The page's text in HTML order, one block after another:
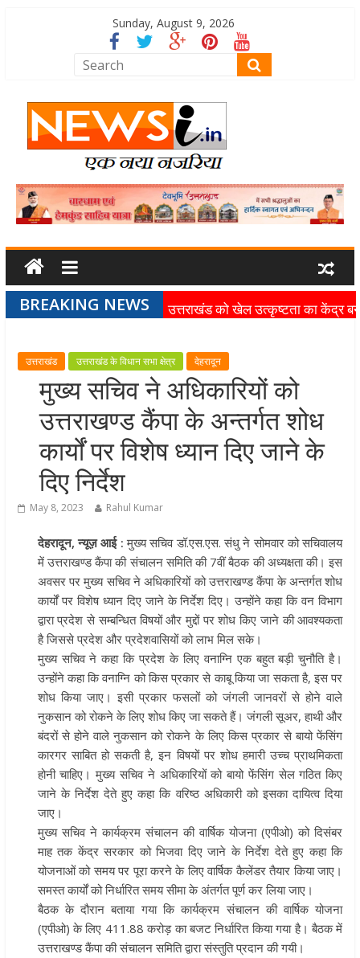
Sunday, August 9, 2026
BREAKING NEWS
उत्तराखंड को खेल उत्कृष्टता का केंद्र
स्पोर्ट्स यूनिवर्सिटी परियोजना
खेल प्रतिभाओं को हरसंभव प्रोत्साहन
विश्वस्तरीय सुविधाएँ उपलब्ध कराना
की प्राथमिकता: मुख्यमंत्री धामी
राज्य के खिलाड़ियों ने अंतरराष्ट्रीय मंच
बढ़ाया उत्तराखंड का गौरव: मुख्यमंत्री
के अनुरूप आधुनिक खेल अवसंरचना
विकसित करने के निर्देश
उत्तराखंड उत्तराखंड के विधान सभा क्षेत्र देहरादून
मुख्य सचिव ने अधिकारियों को
उत्तराखण्ड कैंपा के अन्तर्गत शोध
कार्यों पर विशेष ध्यान दिए जाने के
दिए निर्देश
May 8, 2023 Rahul Kumar
देहरादून, न्यूज़ आई : मुख्य सचिव डॉ.एस.एस. संधु ने सोमवार को सचिवालय
में उत्तराखण्ड कैंपा की संचालन समिति की 7वीं बैठक की अध्यक्षता की। इस
अवसर पर मुख्य सचिव ने अधिकारियों को उत्तराखण्ड कैंपा के अन्तर्गत शोध
कार्यों पर विशेष ध्यान दिए जाने के निर्देश दिए। उन्होंने कहा कि वन विभाग
द्वारा प्रदेश से सम्बन्धित विषयों और मुद्दों पर शोध किए जाने की आवश्यकता
है जिससे प्रदेश और प्रदेशवासियों को लाभ मिल सके।
मुख्य सचिव ने कहा कि प्रदेश के लिए वनाग्नि एक बहुत बड़ी चुनौति है।
उन्होंने कहा कि वनाग्नि को किस प्रकार से काबू किया जा सकता है, इस पर
शोध किया जाए। इसी प्रकार फसलों को जंगली जानवरों से होने वाले
नुकसान को रोकने के लिए शोध किए जा सकते हैं। जंगली सूअर, हाथी और
बंदरों से होने वाले नुकसान को रोकने के लिए किस प्रकार से बायो फेंसिंग
कारगर साबित हो सकती है, इन विषयों पर शोध हमारी उच्च प्राथमिकता
होनी चाहिए। मुख्य सचिव ने अधिकारियों को बायो फेंसिंग सेल गठित किए
जाने के निर्देश देते हुए कहा कि वरिष्ठ अधिकारी को इसका दायित्व दिया
जाए।
मुख्य सचिव ने कार्यक्रम संचालन की वार्षिक योजना (एपीओ) को दिसंबर
माह तक केंद्र सरकार को भिजवा दिए जाने के निर्देश देते हुए कहा कि
योजनाओं को समय पर पूरा करने के लिए वार्षिक कैलेंडर तैयार किया जाए।
समस्त कार्यों को निर्धारित समय सीमा के अंतर्गत पूर्ण कर लिया जाए।
बैठक के दौरान बताया गया कि कार्यक्रम संचालन की वार्षिक योजना
(एपीओ) के लिए 411.88 करोड़ का बजट निर्धारित किया गया है। बैठक में
उत्तराखण्ड कैंपा की संचालन समिति द्वारा संस्तुति प्रदान की गयी।